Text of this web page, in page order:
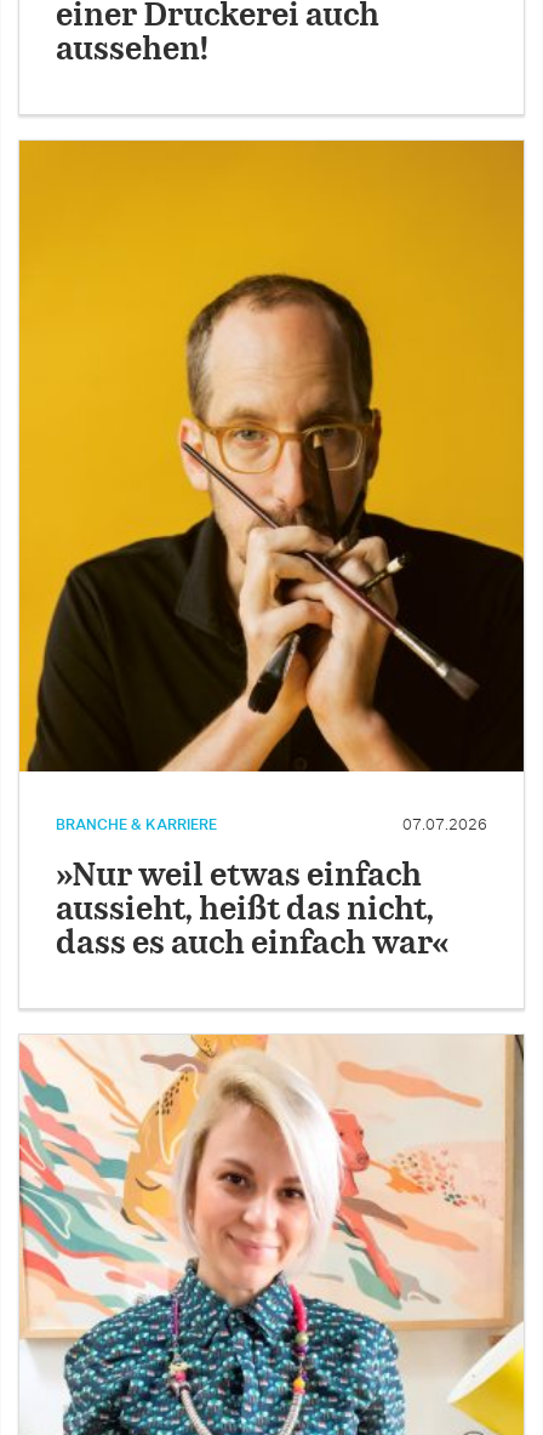
einer Druckerei auch
aussehen!
BRANCHE & KARRIERE 07.07.2026
»Nur weil etwas einfach
aussieht, heißt das nicht,
dass es auch einfach war«